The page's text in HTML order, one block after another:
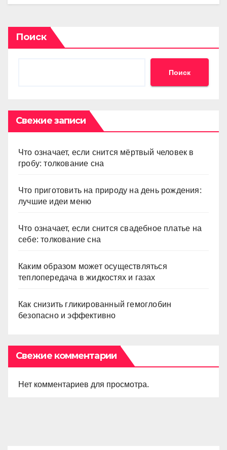
Поиск
Поиск
Свежие записи
Что означает, если снится мёртвый человек в
гробу: толкование сна
Что приготовить на природу на день рождения:
лучшие идеи меню
Что означает, если снится свадебное платье на
себе: толкование сна
Каким образом может осуществляться
теплопередача в жидкостях и газах
Как снизить гликированный гемоглобин
безопасно и эффективно
Свежие комментарии
Нет комментариев для просмотра.